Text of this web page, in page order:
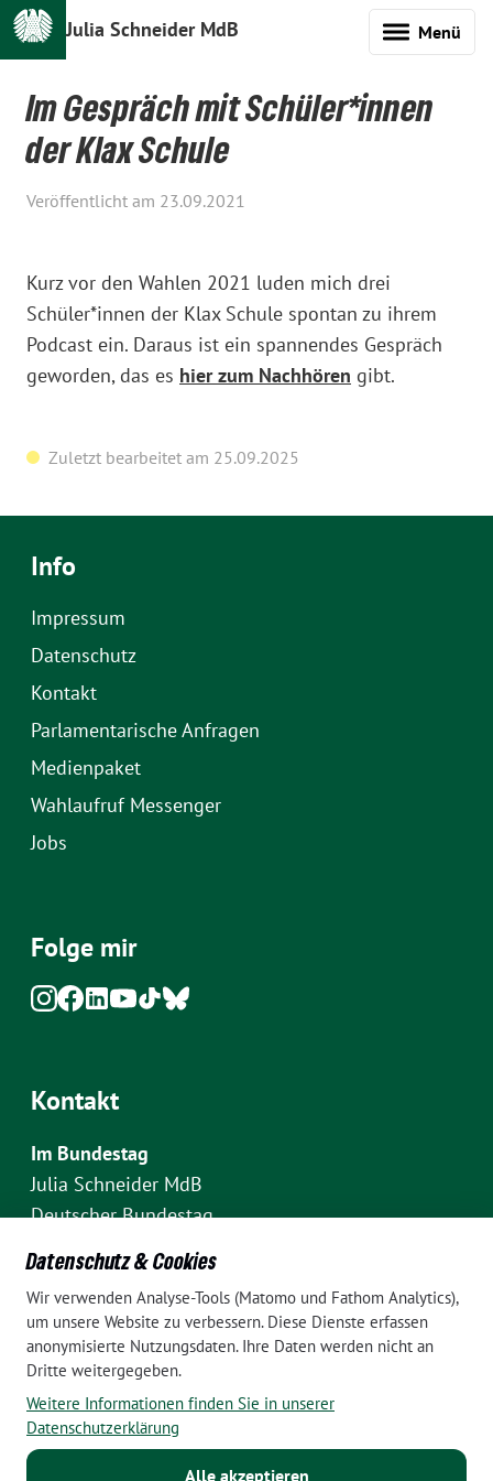
Julia Schneider MdB Menü
Im Gespräch mit Schüler*innen
der Klax Schule
Veröffentlicht am 23.09.2021
Kurz vor den Wahlen 2021 luden mich drei
Schüler*innen der Klax Schule spontan zu ihrem
Podcast ein. Daraus ist ein spannendes Gespräch
geworden, das es hier zum Nachhören gibt.
Zuletzt bearbeitet am 25.09.2025
Info
Impressum
Datenschutz
Kontakt
Parlamentarische Anfragen
Medienpaket
Wahlaufruf Messenger
Jobs
Folge mir
Kontakt
Im Bundestag
Julia Schneider MdB
Deutscher Bundestag
Fraktion Bündnis 90/Die Grünen
Platz der Republik 1
D-10111 Berlin
E-Mail: julia.schneider(at)bundestag.de
Telefon: +49 30 227 70907
Im Wahlkreis Pankow
Wahlkreisbüro Julia Schneider
Datenschutz & Cookies
Wir verwenden Analyse-Tools (Matomo und Fathom Analytics),
um unsere Website zu verbessern. Diese Dienste erfassen
anonymisierte Nutzungsdaten. Ihre Daten werden nicht an
Dritte weitergegeben.
Weitere Informationen finden Sie in unserer
Datenschutzerklärung
Alle akzeptieren